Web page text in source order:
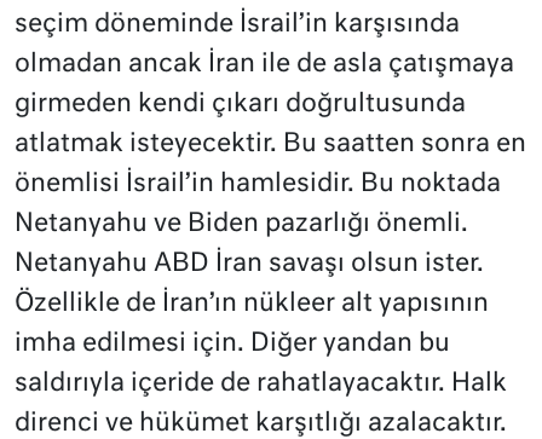
seçim döneminde İsrail’in karşısında
olmadan ancak İran ile de asla çatışmaya
girmeden kendi çıkarı doğrultusunda
atlatmak isteyecektir. Bu saatten sonra en
önemlisi İsrail’in hamlesidir. Bu noktada
Netanyahu ve Biden pazarlığı önemli.
Netanyahu ABD İran savaşı olsun ister.
Özellikle de İran’ın nükleer alt yapısının
imha edilmesi için. Diğer yandan bu
saldırıyla içeride de rahatlayacaktır. Halk
direnci ve hükümet karşıtlığı azalacaktır.